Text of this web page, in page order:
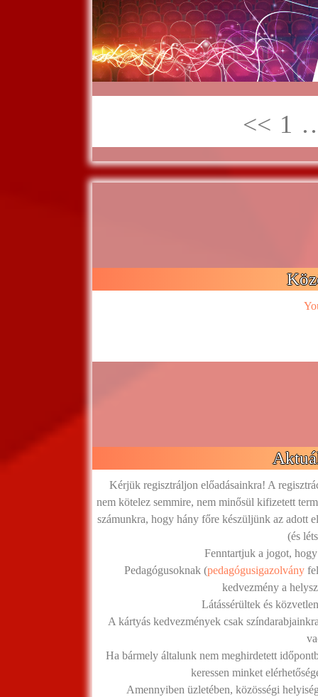
<< 1
Kérjük regisztráljon előadásainkra! A
nem kötelez semmire, nem minősül kifizetett
számunkra, hogy hány főre készüljünk az adott
(és
Fenntartjuk a jogot,
Pedagógusoknak (pedagógusigazolvány
kedvezmény a
Látássérültek és
A kártyás kedvezmények csak
Ha bármely általunk nem meghirdetett
keressen minket
Amennyiben üzletében, közösségi